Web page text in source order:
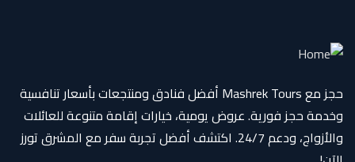
حجز مع Mashrek Tours أفضل فنادق ومنتجعات بأسعار تنافسية
وخدمة حجز فورية. عروض يومية، خيارات إقامة متنوعة للعائلات
والأزواج، ودعم 24/7. اكتشف أفضل تجربة سفر مع المشرق تورز